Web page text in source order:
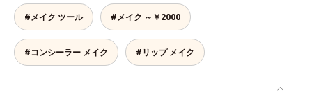
主成分を選択的に吸収し、うるおい
はしっかり残すことでカバー力を保
ちます。*1 メイク効果による*2 角
層の範囲内*3 スキンプロテクト※
かしながらも、ふんわりと軽やかな
サラツヤ肌へと、仕上がり質感を格
上げします。うるおいパウダーを
50％配合し、さらに浸透型ヒアルロ
ン酸エキスも加えることで、お粉な
多く、たくさんの皮脂を一瞬でキャ
ッチします。1枚でたっぷり使える
大判サイズ（95mm×95mm）で
す。
#メイク ツール #メイク ～￥2000
#コンシーラー メイク #リップ メイク